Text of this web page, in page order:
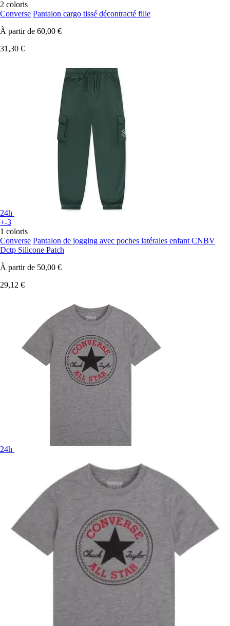
2 coloris
Converse Pantalon cargo tissé décontracté fille
À partir de 60,00 €
31,30 €
24h
+-3
1 coloris
Converse Pantalon de jogging avec poches latérales enfant CNBV
Dctp Silicone Patch
À partir de 50,00 €
29,12 €
24h